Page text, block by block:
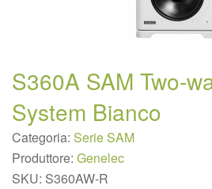
S360A SAM Two-
System Bianco
Categoria: Serie SAM
Produttore: Genelec
SKU: S360AW-R